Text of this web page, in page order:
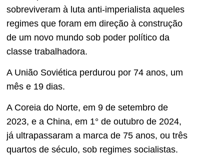
sobreviveram à luta anti-imperialista aqueles
regimes que foram em direção à construção
de um novo mundo sob poder político da
classe trabalhadora.
A União Soviética perdurou por 74 anos, um
mês e 19 dias.
A Coreia do Norte, em 9 de setembro de
2023, e a China, em 1° de outubro de 2024,
já ultrapassaram a marca de 75 anos, ou três
quartos de século, sob regimes socialistas.